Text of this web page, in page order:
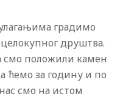
градимо
друштва.
смо положили камен
ћемо за годину и по
смо на истом